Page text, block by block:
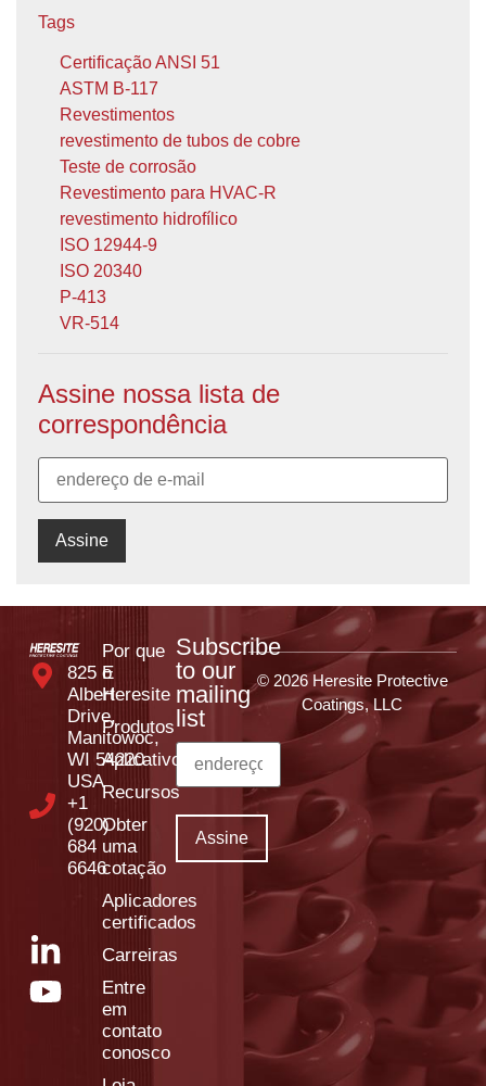
Tags
Certificação ANSI 51
ASTM B-117
Revestimentos
revestimento de tubos de cobre
Teste de corrosão
Revestimento para HVAC-R
revestimento hidrofílico
ISO 12944-9
ISO 20340
P-413
VR-514
Assine nossa lista de
correspondência
825 E
Albert
Drive,
Manitowoc,
WI 54220
USA
+1
(920)
684
6646
Por que
o
Heresite
Produtos
Aplicativos
Recursos
Obter
uma
cotação
Aplicadores
certificados
Carreiras
Entre
em
contato
conosco
Subscribe
to our
mailing
list
© 2026 Heresite Protective
Coatings, LLC